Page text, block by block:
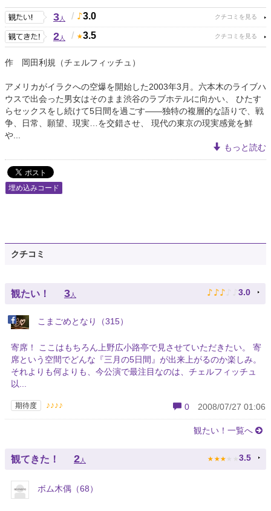
3人 / 3.0
2人 / 3.5
作 岡田利規（チェルフィッチュ）
アメリカがイラクへの空爆を開始した2003年3月。六本木のライブハ
ウスで出会った男女はそのまま渋谷のラブホテルに向かい、 ひたす
らセックスをし続けて5日間を過ごす――独特の複層的な語りで、戦
争、日常、願望、現実…を交錯させ、 現代の東京の現実感覚を鮮
や...
もっと読む
埋め込みコード
クチコミ
観たい！ 3人 ♪ ♪ ♪ ♪ ♪ 3.0
こまごめとなり（315）
寄席！ ここはもちろん上野広小路亭で見させていただきたい。 寄
席という空間でどんな『三月の5日間』が出来上がるのか楽しみ。
それよりも何よりも、今公演で最注目なのは、チェルフィッチュ
以...
期待度 ♪♪♪♪ 0 2008/07/27 01:06
観たい！一覧へ
観てきた！ 2 人 ★ ★ ★ ★ ★ 3.5
ボム木偶（68）